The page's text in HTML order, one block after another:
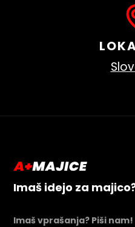
Imaš idejo za
Imaš vprašanja? Piši nam!